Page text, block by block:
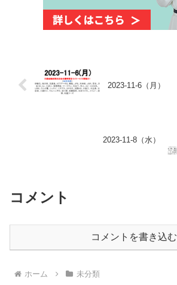
2023-11-6（月）
2023-11-8（水）
コメント
コメントを書き込む
ホーム 未分類